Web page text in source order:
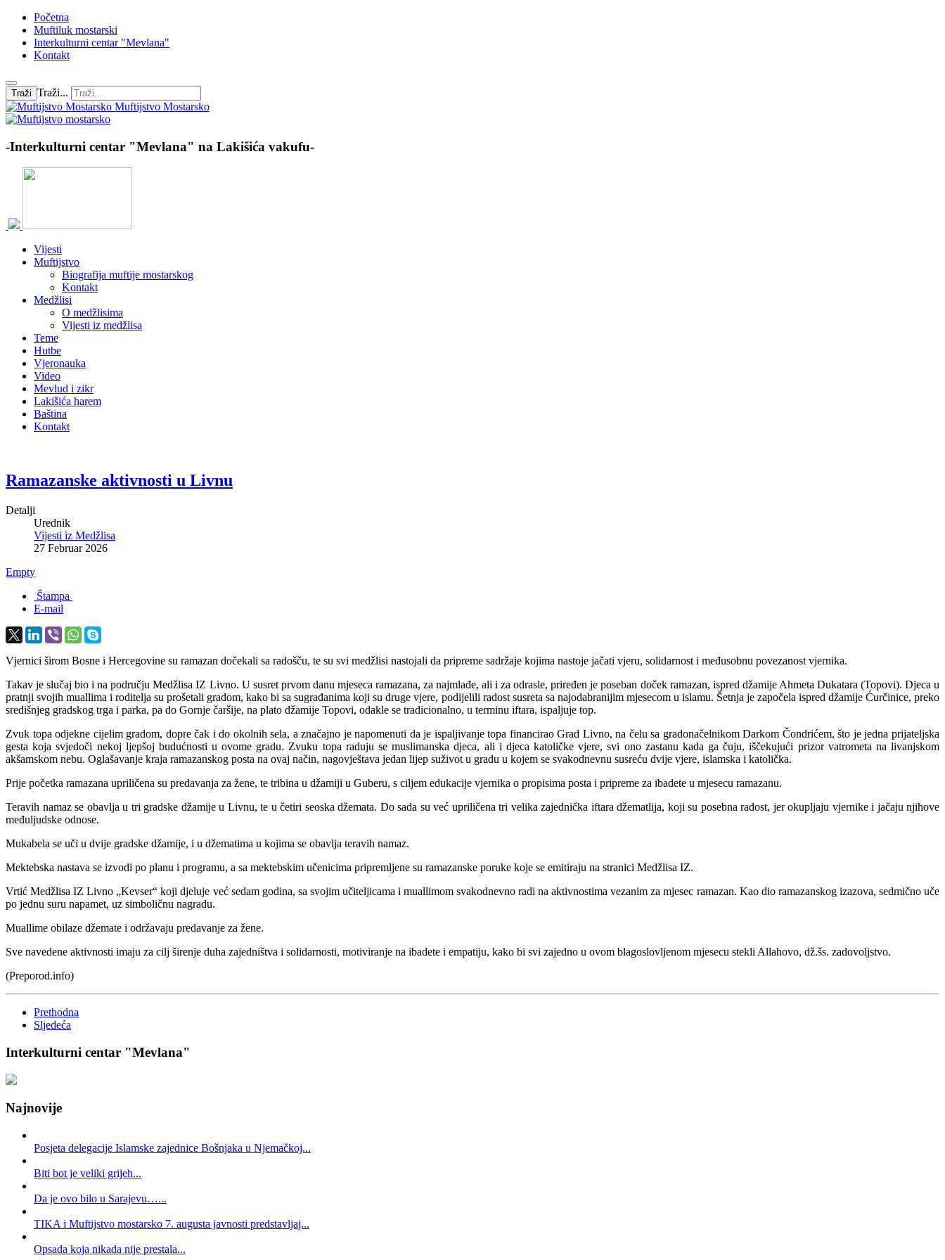
Početna
Muftiluk mostarski
Interkulturni centar "Mevlana"
Kontakt
Traži Traži...
Muftijstvo Mostarsko
-Interkulturni centar "Mevlana" na Lakišića vakufu-
Vijesti
Muftijstvo
Biografija muftije mostarskog
Kontakt
Medžlisi
O medžlisima
Vijesti iz medžlisa
Teme
Hutbe
Vjeronauka
Video
Mevlud i zikr
Lakišića harem
Baština
Kontakt
Ramazanske aktivnosti u Livnu
Detalji
Urednik
Vijesti iz Medžlisa
27 Februar 2026
Empty
Štampa
E-mail
Vjernici širom Bosne i Hercegovine su ramazan dočekali sa radošču, te su svi medžlisi nastojali da pripreme sadržaje kojima nastoje jačati vjeru, solidarnost i međusobnu povezanost vjernika.
Takav je slučaj bio i na području Medžlisa IZ Livno. U susret prvom danu mjeseca ramazana, za najmlađe, ali i za odrasle, priređen je poseban doček ramazan, ispred džamije Ahmeta Dukatara (Topovi). Djeca u
pratnji svojih muallima i roditelja su prošetali gradom, kako bi sa sugrađanima koji su druge vjere, podijelili radost susreta sa najodabranijim mjesecom u islamu. Šetnja je započela ispred džamije Ćurčinice, preko
središnjeg gradskog trga i parka, pa do Gornje čaršije, na plato džamije Topovi, odakle se tradicionalno, u terminu iftara, ispaljuje top.
Zvuk topa odjekne cijelim gradom, dopre čak i do okolnih sela, a značajno je napomenuti da je ispaljivanje topa financirao Grad Livno, na čelu sa gradonačelnikom Darkom Čondrićem, što je jedna prijateljska
gesta koja svjedoči nekoj ljepšoj budućnosti u ovome gradu. Zvuku topa raduju se muslimanska djeca, ali i djeca katoličke vjere, svi ono zastanu kada ga čuju, iščekujući prizor vatrometa na livanjskom
akšamskom nebu. Oglašavanje kraja ramazanskog posta na ovaj način, nagovještava jedan lijep suživot u gradu u kojem se svakodnevnu susreću dvije vjere, islamska i katolička.
Prije početka ramazana upriličena su predavanja za žene, te tribina u džamiji u Guberu, s ciljem edukacije vjernika o propisima posta i pripreme za ibadete u mjesecu ramazanu.
Teravih namaz se obavlja u tri gradske džamije u Livnu, te u četiri seoska džemata. Do sada su već upriličena tri velika zajednička iftara džematlija, koji su posebna radost, jer okupljaju vjernike i jačaju njihove
međuljudske odnose.
Mukabela se uči u dvije gradske džamije, i u džematima u kojima se obavlja teravih namaz.
Mektebska nastava se izvodi po planu i programu, a sa mektebskim učenicima pripremljene su ramazanske poruke koje se emitiraju na stranici Medžlisa IZ.
Vrtić Medžlisa IZ Livno „Kevser“ koji djeluje već sedam godina, sa svojim učiteljicama i muallimom svakodnevno radi na aktivnostima vezanim za mjesec ramazan. Kao dio ramazanskog izazova, sedmično uče
po jednu suru napamet, uz simboličnu nagradu.
Muallime obilaze džemate i održavaju predavanje za žene.
Sve navedene aktivnosti imaju za cilj širenje duha zajedništva i solidarnosti, motiviranje na ibadete i empatiju, kako bi svi zajedno u ovom blagoslovljenom mjesecu stekli Allahovo, dž.šs. zadovoljstvo.
(Preporod.info)
Prethodna
Sljedeća
Interkulturni centar "Mevlana"
Najnovije
Posjeta delegacije Islamske zajednice Bošnjaka u Njemačkoj...
Biti bot je veliki grijeh...
Da je ovo bilo u Sarajevu…...
TIKA i Muftijstvo mostarsko 7. augusta javnosti predstavljaj...
Opsada koja nikada nije prestala...